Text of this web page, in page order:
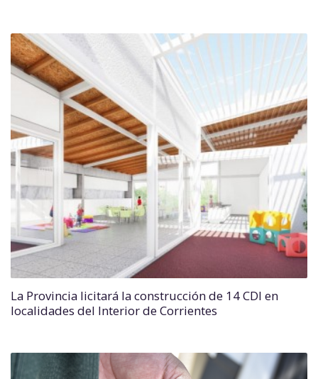
La Provincia licitará la construcción de 14 CDI en
localidades del Interior de Corrientes